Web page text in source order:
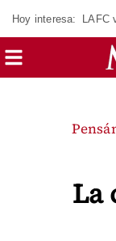
Hoy interesa: LAFC
La